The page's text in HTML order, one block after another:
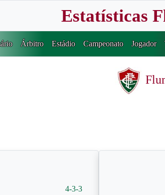
Estatísticas
Árbitro Estádio Campeonato Jogador
4-3-3